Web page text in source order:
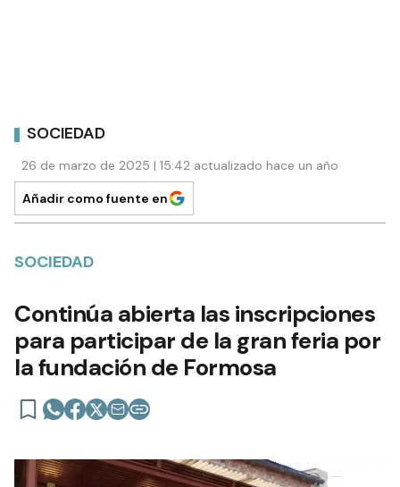
SOCIEDAD
26 de marzo de 2025 | 15:42 actualizado hace un año
Añadir como fuente en
SOCIEDAD
Continúa abierta las inscripciones
para participar de la gran feria por
la fundación de Formosa